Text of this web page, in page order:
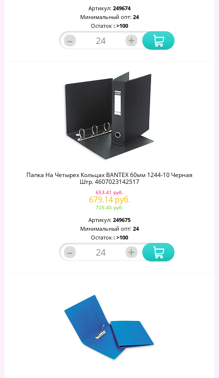
Артикул: 249674
Минимальный опт: 24
Остаток : >100
– +
Папка На Четырех Кольцах BANTEX 60мм 1244-10 Черная
Штр. 4607023142517
653.41 руб.
679.14 руб.
725.45 руб.
Артикул: 249675
Минимальный опт: 24
Остаток : >100
– +